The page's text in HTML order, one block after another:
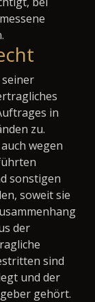
in
zu.
wegen
sonstigen
soweit sie
der
sind
und der
gehört.